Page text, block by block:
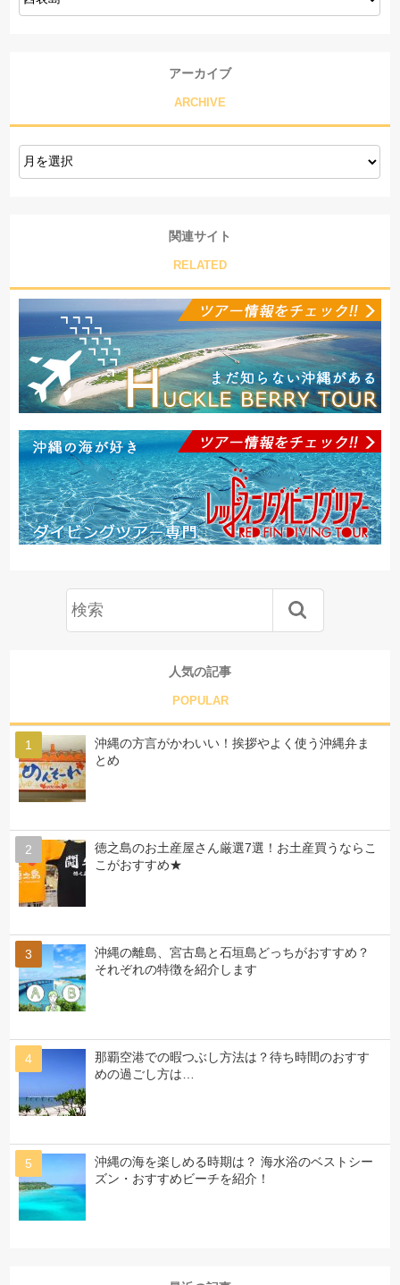
アーカイブ
ARCHIVE
関連サイト
RELATED
人気の記事
POPULAR
沖縄の方言がかわいい！挨拶やよく使う沖縄弁ま
とめ
徳之島のお土産屋さん厳選7選！お土産買うならこ
こがおすすめ★
沖縄の離島、宮古島と石垣島どっちがおすすめ？
それぞれの特徴を紹介します
那覇空港での暇つぶし方法は？待ち時間のおすす
めの過ごし方は…
沖縄の海を楽しめる時期は？ 海水浴のベストシー
ズン・おすすめビーチを紹介！